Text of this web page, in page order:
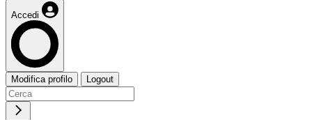
Accedi
Modifica profilo Logout